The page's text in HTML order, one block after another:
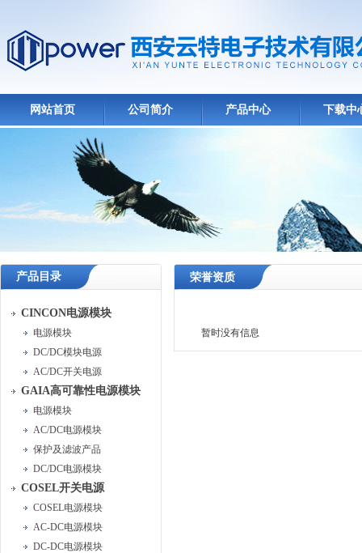
网站首页 公司简介 产品中心 下载中
产品目录
CINCON电源模块
电源模块
DC/DC模块电源
AC/DC开关电源
GAIA高可靠性电源模块
电源模块
AC/DC电源模块
保护及滤波产品
DC/DC电源模块
COSEL开关电源
COSEL电源模块
AC-DC电源模块
DC-DC电源模块
荣誉资质
暂时没有信息